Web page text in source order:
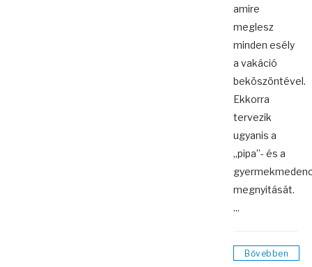
amire
meglesz
minden esély
a vakáció
beköszöntével.
Ekkorra
tervezik
ugyanis a
„pipa”- és a
megnyitását.
...
Bővebben